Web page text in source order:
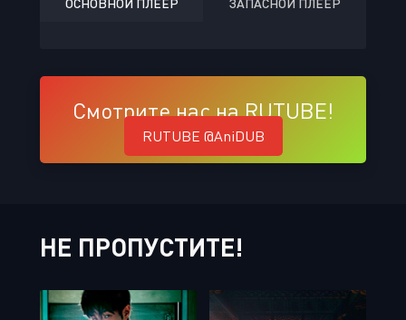
ОСНОВНОЙ ПЛЕЕР ЗАПАСНОЙ ПЛЕЕР
Смотрите нас на RUTUBE!
RUTUBE @AniDUB
НЕ ПРОПУСТИТЕ!